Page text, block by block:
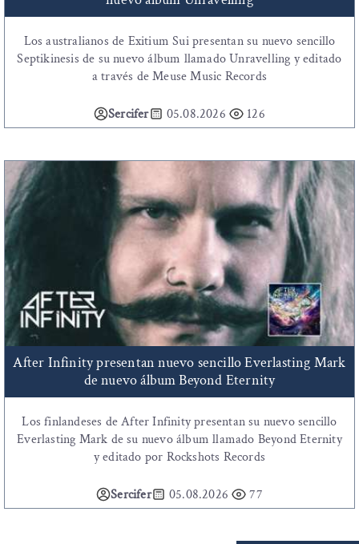
Los australianos de Exitium Sui presentan su nuevo sencillo
Septikinesis de su nuevo álbum llamado Unravelling y editado
a través de Meuse Music Records
Sercifer 05.08.2026 126
After Infinity presentan nuevo sencillo Everlasting Mark
de nuevo álbum Beyond Eternity
Los finlandeses de After Infinity presentan su nuevo sencillo
Everlasting Mark de su nuevo álbum llamado Beyond Eternity
y editado por Rockshots Records
Sercifer 05.08.2026 77